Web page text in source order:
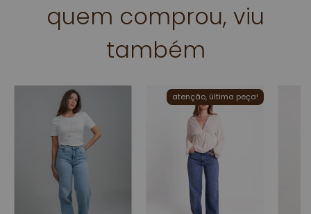
quem comprou, viu
também
atenção, última peça!